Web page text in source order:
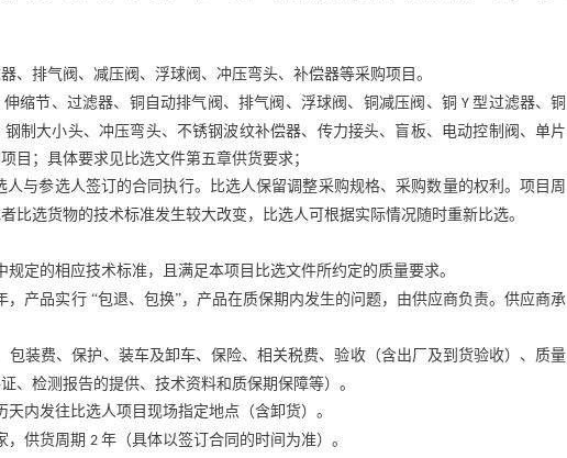
、排气阀、减压阀、浮球阀、冲压弯头、补偿器等采购项目。
伸缩节、过滤器、铜自动排气阀、排气阀、浮球阀、铜减压阀、铜Y 型过滤器、铜
制大小头、冲压弯头、不锈钢波纹补偿器、传力接头、盲板、电动控制阀、单片
目；具体要求见比选文件第五章供货要求；
与参选人签订的合同执行。比选人保留调整采购规格、采购数量的权利。项目周
比选货物的技术标准发生较大改变，比选人可根据实际情况随时重新比选。
定的相应技术标准，且满足本项目比选文件所约定的质量要求。
，产品实行 “包退、包换”，产品在质保期内发生的问题，由供应商负责。供应商承
包装费、保护、装车及卸车、保险、相关税费、验收（含出厂及到货验收）、质量
、检测报告的提供、技术资料和质保期保障等）。
天内发往比选人项目现场指定地点（含卸货）。
，供货周期 2 年（具体以签订合同的时间为准）。